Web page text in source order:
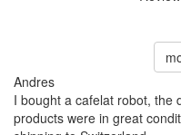
Andres
I bought a cafelat robot, the
products were in great